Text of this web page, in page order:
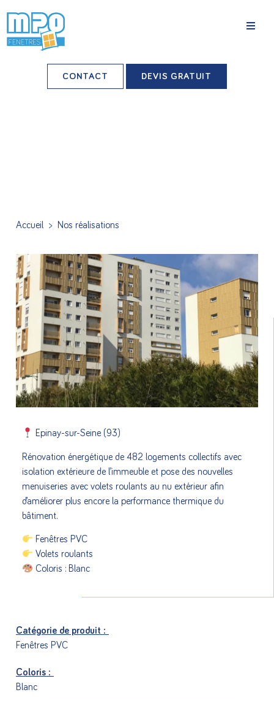
Nos agences
Nos produits
CONTACT DEVIS GRATUIT
Accueil > Nos réalisations
Epinay-sur-Seine (93)
Rénovation énergétique de 482 logements collectifs avec
isolation extérieure de l’immeuble et pose des nouvelles
menuiseries avec volets roulants au nu extérieur afin
d’améliorer plus encore la performance thermique du
bâtiment.
Fenêtres PVC
Volets roulants
Coloris : Blanc
Catégorie de produit :
Fenêtres PVC
Coloris :
Blanc